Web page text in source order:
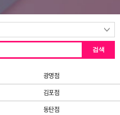
검색
광명점
김포점
동탄점